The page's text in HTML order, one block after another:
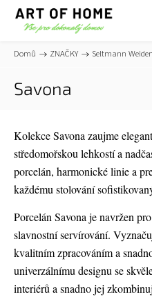
Domů / ZNAČKY / Seltmann Weiden
Savona
Kolekce Savona zaujme
středomořskou lehkostí a
porcelán, harmonické linie a
každému stolování
Porcelán Savona je navržen
slavnostní servírování.
kvalitním zpracováním a
univerzálnímu designu se
interiérů a snadno jej